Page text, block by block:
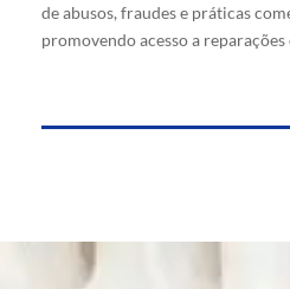
de abusos, fraudes e práticas
promovendo acesso a reparações